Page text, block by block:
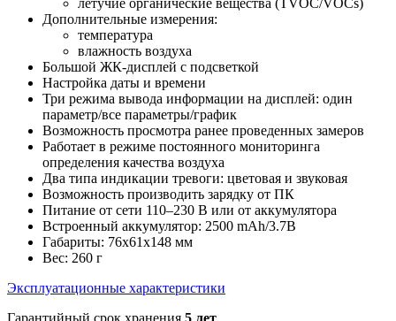
Дополнительные измерения:
температура
влажность воздуха
Большой ЖК-дисплей с подсветкой
Настройка даты и времени
Три режима вывода информации на дисплей: один
параметр/все параметры/график
Возможность просмотра ранее проведенных замеров
Работает в режиме постоянного мониторинга
определения качества воздуха
Два типа индикации тревоги: цветовая и звуковая
Возможность производить зарядку от ПК
Питание от сети 110–230 В или от аккумулятора
Встроенный аккумулятор: 2500 mAh/3.7В
Габариты: 76x61x148 мм
Вес: 260 г
Эксплуатационные характеристики
Гарантийный срок хранения 5 лет